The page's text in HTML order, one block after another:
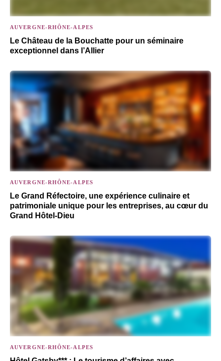
AUVERGNE-RHÔNE-ALPES
Le Château de la Bouchatte pour un séminaire
exceptionnel dans l’Allier
AUVERGNE-RHÔNE-ALPES
Le Grand Réfectoire, une expérience culinaire et
patrimoniale unique pour les entreprises, au cœur du
Grand Hôtel-Dieu
AUVERGNE-RHÔNE-ALPES